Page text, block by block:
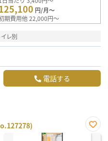
円/月～
期費用他 22,000円～
レ別
電話する
お気